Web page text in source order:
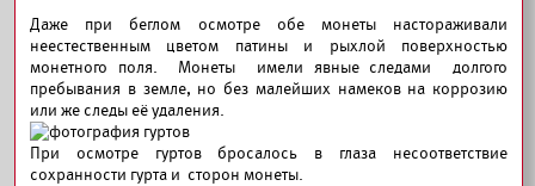
Даже при беглом осмотре обе монеты настораживали
неестественным цветом патины и рыхлой поверхностью
монетного поля. Монеты имели явные следами долгого
пребывания в земле, но без малейших намеков на коррозию
или же следы её удаления.
При осмотре гуртов бросалось в глаза несоответствие
сохранности гурта и сторон монеты.